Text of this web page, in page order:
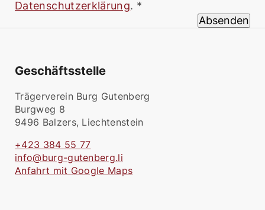
Datenschutzerklärung. *
Absenden
Geschäftsstelle
Trägerverein Burg Gutenberg
Burgweg 8
9496 Balzers, Liechtenstein
+423 384 55 77
info@burg-gutenberg.li
Anfahrt mit Google Maps